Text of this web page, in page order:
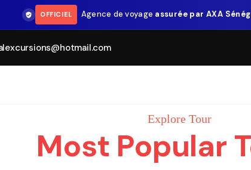
OFFICIEL Agence de voyage assurée par AXA
Explore Tour
Most Popular